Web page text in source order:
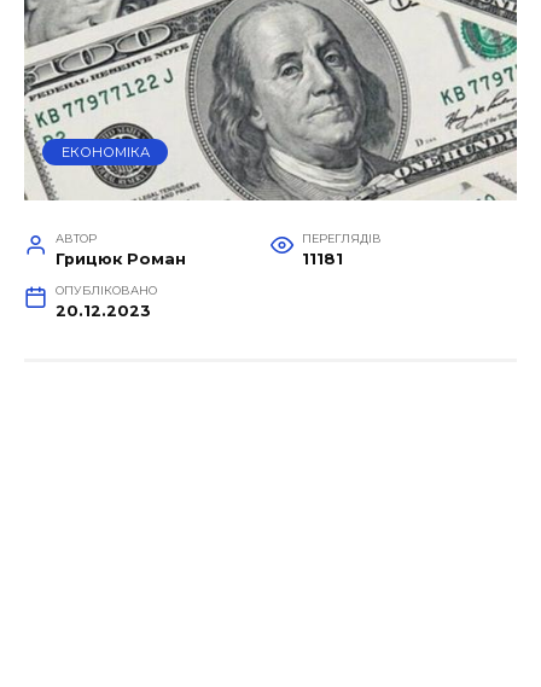
ЕКОНОМІКА
АВТОР
Грицюк Роман
ПЕРЕГЛЯДІВ
11181
ОПУБЛІКОВАНО
20.12.2023